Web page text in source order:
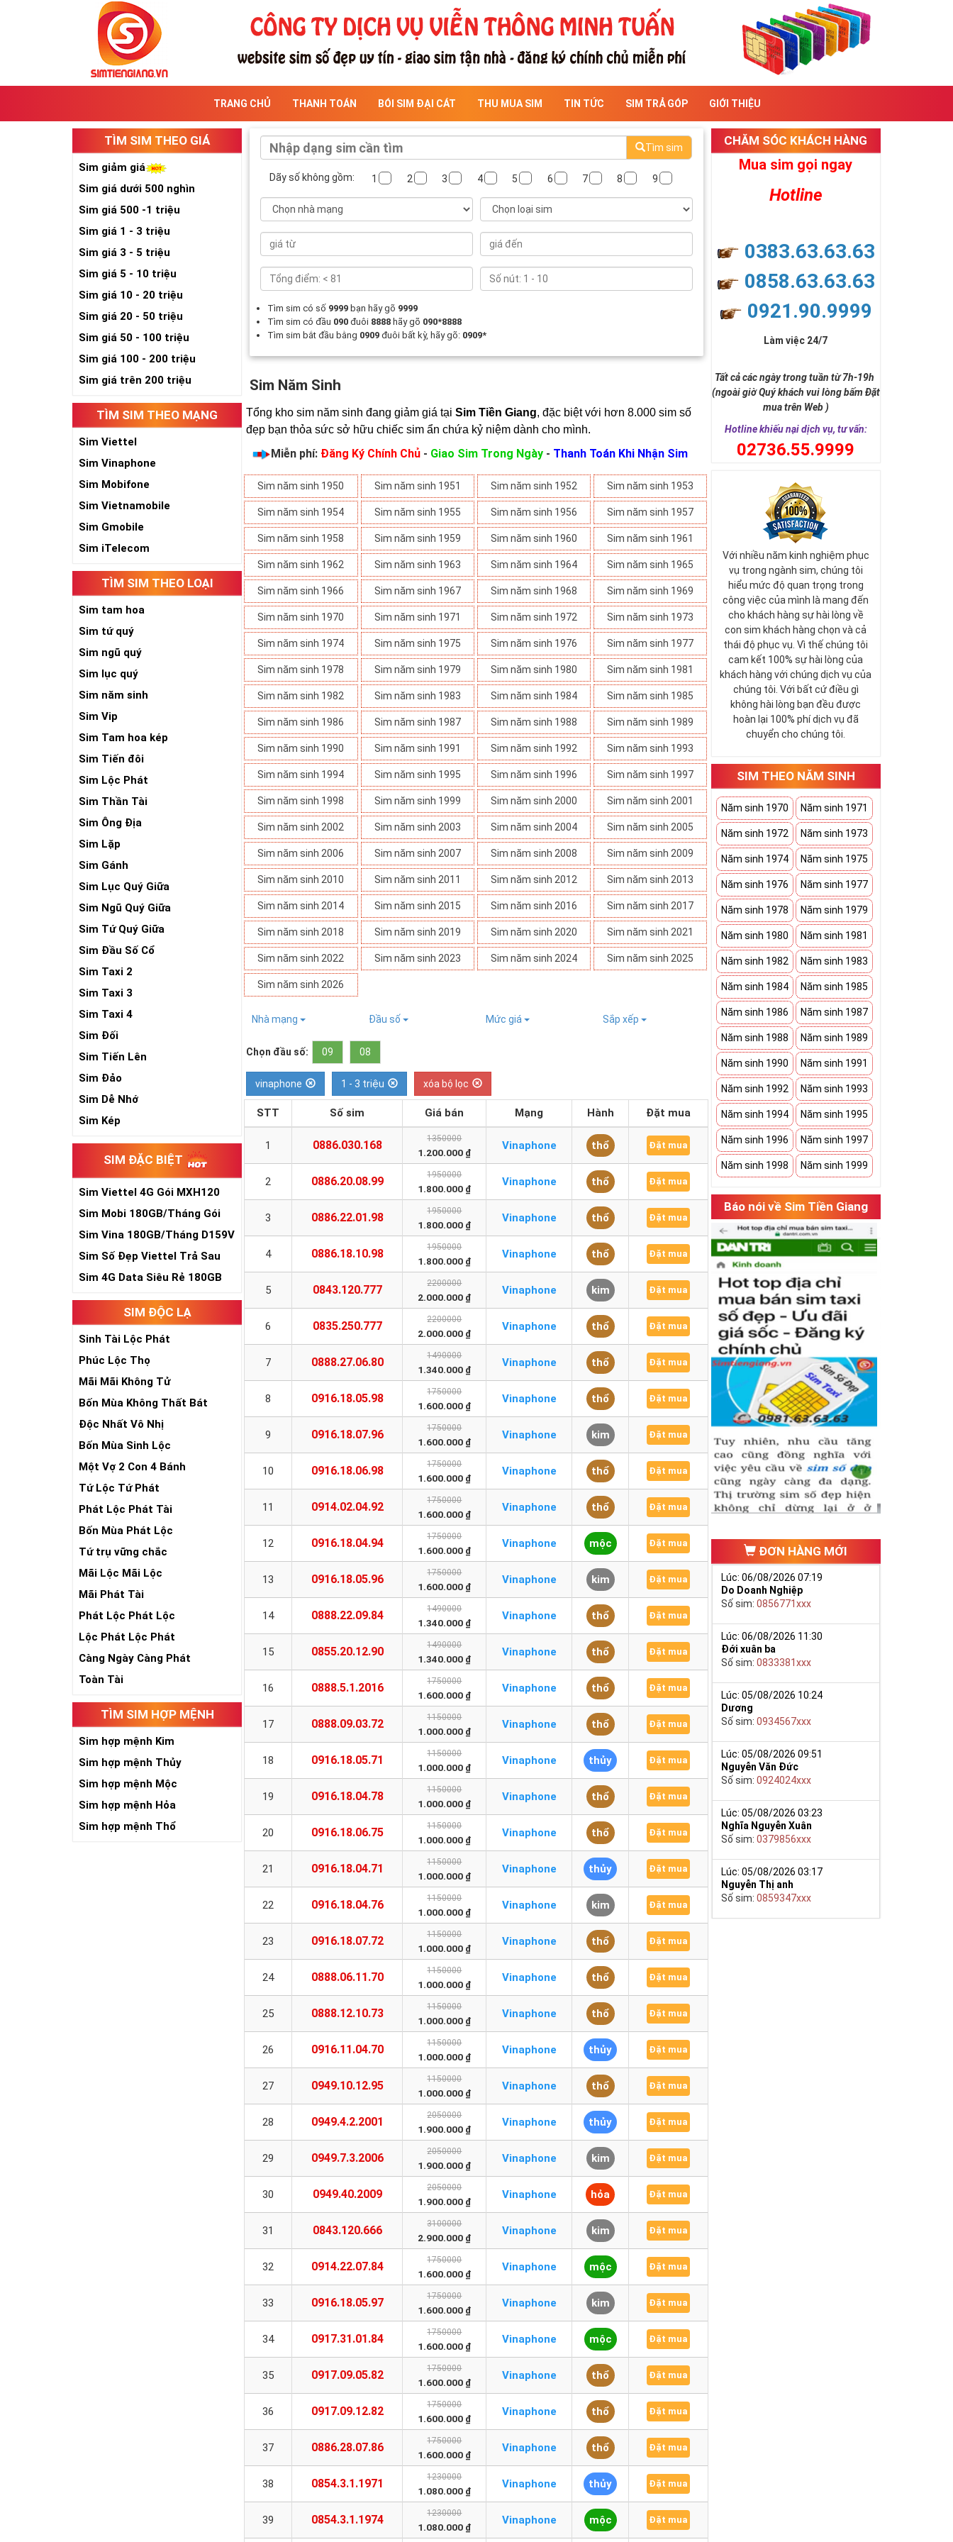
TRANG CHỦ THANH TOÁN BÓI SIM ĐẠI CÁT THU MUA SIM TIN TỨC SIM TRẢ GÓP GIỚI THIỆU
TÌM SIM THEO GIÁ
Sim giảm giá
Sim giá dưới 500 nghìn
Sim giá 500 -1 triệu
Sim giá 1 - 3 triệu
Sim giá 3 - 5 triệu
Sim giá 5 - 10 triệu
Sim giá 10 - 20 triệu
Sim giá 20 - 50 triệu
Sim giá 50 - 100 triệu
Sim giá 100 - 200 triệu
Sim giá trên 200 triệu
TÌM SIM THEO MẠNG
Sim Viettel
Sim Vinaphone
Sim Mobifone
Sim Vietnamobile
Sim Gmobile
Sim iTelecom
TÌM SIM THEO LOẠI
Sim tam hoa
Sim tứ quý
Sim ngũ quý
Sim lục quý
Sim năm sinh
Sim Vip
Sim Tam hoa kép
Sim Tiến đôi
Sim Lộc Phát
Sim Thần Tài
Sim Ông Địa
Sim Lặp
Sim Gánh
Sim Lục Quý Giữa
Sim Ngũ Quý Giữa
Sim Tứ Quý Giữa
Sim Đầu Số Cổ
Sim Taxi 2
Sim Taxi 3
Sim Taxi 4
Sim Đối
Sim Tiến Lên
Sim Đảo
Sim Dễ Nhớ
Sim Kép
SIM ĐẶC BIỆT
Sim Viettel 4G Gói MXH120
Siêu Rẻ
Sim Mobi 180GB/Tháng Gói
TK159
Sim Vina 180GB/Tháng D159V
Sim Số Đẹp Viettel Trả Sau
Sim 4G Data Siêu Rẻ 180GB
SIM ĐỘC LẠ
Sinh Tài Lộc Phát
Phúc Lộc Thọ
Mãi Mãi Không Tử
Bốn Mùa Không Thất Bát
Độc Nhất Vô Nhị
Bốn Mùa Sinh Lộc
Một Vợ 2 Con 4 Bánh
Tứ Lộc Tứ Phát
Phát Lộc Phát Tài
Bốn Mùa Phát Lộc
Tứ trụ vững chắc
Mãi Lộc Mãi Lộc
Mãi Phát Tài
Phát Lộc Phát Lộc
Lộc Phát Lộc Phát
Càng Ngày Càng Phát
Toàn Tài
TÌM SIM HỢP MỆNH
Sim hợp mệnh Kim
Sim hợp mệnh Thủy
Sim hợp mệnh Mộc
Sim hợp mệnh Hỏa
Sim hợp mệnh Thổ
Tìm sim
Dãy số không gồm: 1 2 3 4 5 6 7 8 9
Tìm sim có số 9999 bạn hãy gõ 9999
Tìm sim có đầu 090đuôi 8888 hãy gõ 090*8888
Tìm sim bắt đầu bằng 0909 đuôi bất kỳ, hãy gõ: 0909*
Sim Năm Sinh
Tổng kho sim năm sinh đang giảm giá tại Sim Tiền Giang, đặc biệt với hơn 8.000 sim số
đẹp bạn thỏa sức sở hữu chiếc sim ẩn chứa kỷ niệm dành cho mình.
Miễn phí: Đăng Ký Chính Chủ - Giao Sim Trong Ngày - Thanh Toán Khi Nhận Sim
Sim năm sinh 1950 Sim năm sinh 1951 Sim năm sinh 1952 Sim năm sinh 1953
Sim năm sinh 1954 Sim năm sinh 1955 Sim năm sinh 1956 Sim năm sinh 1957
Sim năm sinh 1958 Sim năm sinh 1959 Sim năm sinh 1960 Sim năm sinh 1961
Sim năm sinh 1962 Sim năm sinh 1963 Sim năm sinh 1964 Sim năm sinh 1965
Sim năm sinh 1966 Sim năm sinh 1967 Sim năm sinh 1968 Sim năm sinh 1969
Sim năm sinh 1970 Sim năm sinh 1971 Sim năm sinh 1972 Sim năm sinh 1973
Sim năm sinh 1974 Sim năm sinh 1975 Sim năm sinh 1976 Sim năm sinh 1977
Sim năm sinh 1978 Sim năm sinh 1979 Sim năm sinh 1980 Sim năm sinh 1981
Sim năm sinh 1982 Sim năm sinh 1983 Sim năm sinh 1984 Sim năm sinh 1985
Sim năm sinh 1986 Sim năm sinh 1987 Sim năm sinh 1988 Sim năm sinh 1989
Sim năm sinh 1990 Sim năm sinh 1991 Sim năm sinh 1992 Sim năm sinh 1993
Sim năm sinh 1994 Sim năm sinh 1995 Sim năm sinh 1996 Sim năm sinh 1997
Sim năm sinh 1998 Sim năm sinh 1999 Sim năm sinh 2000 Sim năm sinh 2001
Sim năm sinh 2002 Sim năm sinh 2003 Sim năm sinh 2004 Sim năm sinh 2005
Sim năm sinh 2006 Sim năm sinh 2007 Sim năm sinh 2008 Sim năm sinh 2009
Sim năm sinh 2010 Sim năm sinh 2011 Sim năm sinh 2012 Sim năm sinh 2013
Sim năm sinh 2014 Sim năm sinh 2015 Sim năm sinh 2016 Sim năm sinh 2017
Sim năm sinh 2018 Sim năm sinh 2019 Sim năm sinh 2020 Sim năm sinh 2021
Sim năm sinh 2022 Sim năm sinh 2023 Sim năm sinh 2024 Sim năm sinh 2025
Sim năm sinh 2026
Nhà mạng Đầu số Mức giá Sắp xếp
Chọn đầu số: 09 08
vinaphone 1 - 3 triệu xóa bộ lọc
STT Số sim Giá bán Mạng Hành Đặt mua
1 0886.030.168 1350000
1.200.000 ₫
Vinaphone thổ Đặt mua
2 0886.20.08.99 1950000
1.800.000 ₫
Vinaphone thổ Đặt mua
3 0886.22.01.98 1950000
1.800.000 ₫
Vinaphone thổ Đặt mua
4 0886.18.10.98 1950000
1.800.000 ₫
Vinaphone thổ Đặt mua
5 0843.120.777 2200000
2.000.000 ₫
Vinaphone kim Đặt mua
6 0835.250.777 2200000
2.000.000 ₫
Vinaphone thổ Đặt mua
7 0888.27.06.80 1490000
1.340.000 ₫
Vinaphone thổ Đặt mua
8 0916.18.05.98 1750000
1.600.000 ₫
Vinaphone thổ Đặt mua
9 0916.18.07.96 1750000
1.600.000 ₫
Vinaphone kim Đặt mua
10 0916.18.06.98 1750000
1.600.000 ₫
Vinaphone thổ Đặt mua
11 0914.02.04.92 1750000
1.600.000 ₫
Vinaphone thổ Đặt mua
12 0916.18.04.94 1750000
1.600.000 ₫
Vinaphone mộc Đặt mua
13 0916.18.05.96 1750000
1.600.000 ₫
Vinaphone kim Đặt mua
14 0888.22.09.84 1490000
1.340.000 ₫
Vinaphone thổ Đặt mua
15 0855.20.12.90 1490000
1.340.000 ₫
Vinaphone thổ Đặt mua
16 0888.5.1.2016 1750000
1.600.000 ₫
Vinaphone thổ Đặt mua
17 0888.09.03.72 1150000
1.000.000 ₫
Vinaphone thổ Đặt mua
18 0916.18.05.71 1150000
1.000.000 ₫
Vinaphone thủy Đặt mua
19 0916.18.04.78 1150000
1.000.000 ₫
Vinaphone thổ Đặt mua
20 0916.18.06.75 1150000
1.000.000 ₫
Vinaphone thổ Đặt mua
21 0916.18.04.71 1150000
1.000.000 ₫
Vinaphone thủy Đặt mua
22 0916.18.04.76 1150000
1.000.000 ₫
Vinaphone kim Đặt mua
23 0916.18.07.72 1150000
1.000.000 ₫
Vinaphone thổ Đặt mua
24 0888.06.11.70 1150000
1.000.000 ₫
Vinaphone thổ Đặt mua
25 0888.12.10.73 1150000
1.000.000 ₫
Vinaphone thổ Đặt mua
26 0916.11.04.70 1150000
1.000.000 ₫
Vinaphone thủy Đặt mua
27 0949.10.12.95 1150000
1.000.000 ₫
Vinaphone thổ Đặt mua
28 0949.4.2.2001 2050000
1.900.000 ₫
Vinaphone thủy Đặt mua
29 0949.7.3.2006 2050000
1.900.000 ₫
Vinaphone kim Đặt mua
30 0949.40.2009 2050000
1.900.000 ₫
Vinaphone hỏa Đặt mua
31 0843.120.666 3100000
2.900.000 ₫
Vinaphone kim Đặt mua
32 0914.22.07.84 1750000
1.600.000 ₫
Vinaphone mộc Đặt mua
33 0916.18.05.97 1750000
1.600.000 ₫
Vinaphone kim Đặt mua
34 0917.31.01.84 1750000
1.600.000 ₫
Vinaphone mộc Đặt mua
35 0917.09.05.82 1750000
1.600.000 ₫
Vinaphone thổ Đặt mua
36 0917.09.12.82 1750000
1.600.000 ₫
Vinaphone thổ Đặt mua
37 0886.28.07.86 1750000
1.600.000 ₫
Vinaphone thổ Đặt mua
38 0854.3.1.1971 1230000
1.080.000 ₫
Vinaphone thủy Đặt mua
39 0854.3.1.1974 1230000
1.080.000 ₫
Vinaphone mộc Đặt mua
CHĂM SÓC KHÁCH HÀNG
Mua sim gọi ngay
Hotline
0383.63.63.63
0858.63.63.63
0921.90.9999
Làm việc 24/7
Tất cả các ngày trong tuần từ 7h-19h
(ngoài giờ Quý khách vui lòng bấm Đặt
mua trên Web )
Hotline khiếu nại dịch vụ, tư vấn:
02736.55.9999
Với nhiều năm kinh nghiệm phục
vụ trong ngành sim, chúng tôi
hiểu mức độ quan trọng trong
công việc của mình là mang đến
cho khách hàng sự hài lòng về
con sim khách hàng chọn và cả
thái độ phục vụ. Vì thế chúng tôi
cam kết 100% sự hài lòng của
khách hàng với chúng dịch vụ của
chúng tôi. Với bất cứ điều gì
không hài lòng bạn đều được
hoàn lại 100% phí dịch vụ đã
chuyển cho chúng tôi.
SIM THEO NĂM SINH
Năm sinh 1970 Năm sinh 1971
Năm sinh 1972 Năm sinh 1973
Năm sinh 1974 Năm sinh 1975
Năm sinh 1976 Năm sinh 1977
Năm sinh 1978 Năm sinh 1979
Năm sinh 1980 Năm sinh 1981
Năm sinh 1982 Năm sinh 1983
Năm sinh 1984 Năm sinh 1985
Năm sinh 1986 Năm sinh 1987
Năm sinh 1988 Năm sinh 1989
Năm sinh 1990 Năm sinh 1991
Năm sinh 1992 Năm sinh 1993
Năm sinh 1994 Năm sinh 1995
Năm sinh 1996 Năm sinh 1997
Năm sinh 1998 Năm sinh 1999
Báo nói về Sim Tiền Giang
ĐƠN HÀNG MỚI
Lúc: 06/08/2026 07:19
Do Doanh Nghiệp
Số sim:0856771xxx
Lúc: 06/08/2026 11:30
Đới xuân ba
Số sim:0833381xxx
Lúc: 05/08/2026 10:24
Dương
Số sim:0934567xxx
Lúc: 05/08/2026 09:51
Nguyễn Văn Đức
Số sim:0924024xxx
Lúc: 05/08/2026 03:23
Nghĩa Nguyễn Xuân
Số sim:0379856xxx
Lúc: 05/08/2026 03:17
Nguyễn Thị anh
Số sim:0859347xxx